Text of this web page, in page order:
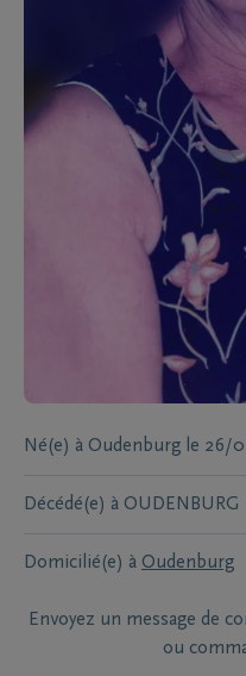
Né(e) à Oudenburg le 26/
Décédé(e) à OUDENBURG
Domicilié(e) à Oudenburg
Envoyez un message de
ou